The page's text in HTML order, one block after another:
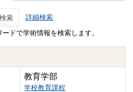
検索 詳細検索
ドで学術情報を検索します。
教育学部
学校教育課程